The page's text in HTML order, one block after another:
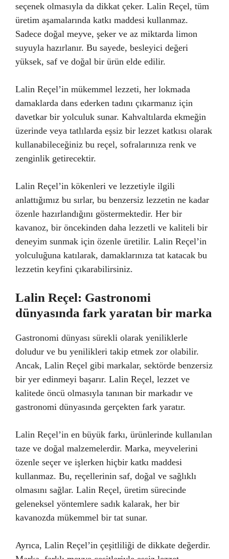
seçenek olmasıyla da dikkat çeker. Lalin Reçel, tüm
üretim aşamalarında katkı maddesi kullanmaz.
Sadece doğal meyve, şeker ve az miktarda limon
suyuyla hazırlanır. Bu sayede, besleyici değeri
yüksek, saf ve doğal bir ürün elde edilir.
Lalin Reçel’in mükemmel lezzeti, her lokmada
damaklarda dans ederken tadını çıkarmanız için
davetkar bir yolculuk sunar. Kahvaltılarda ekmeğin
üzerinde veya tatlılarda eşsiz bir lezzet katkısı olarak
kullanabileceğiniz bu reçel, sofralarınıza renk ve
zenginlik getirecektir.
Lalin Reçel’in kökenleri ve lezzetiyle ilgili
anlattığımız bu sırlar, bu benzersiz lezzetin ne kadar
özenle hazırlandığını göstermektedir. Her bir
kavanoz, bir öncekinden daha lezzetli ve kaliteli bir
deneyim sunmak için özenle üretilir. Lalin Reçel’in
yolculuğuna katılarak, damaklarınıza tat katacak bu
lezzetin keyfini çıkarabilirsiniz.
Lalin Reçel: Gastronomi
dünyasında fark yaratan bir marka
Gastronomi dünyası sürekli olarak yeniliklerle
doludur ve bu yenilikleri takip etmek zor olabilir.
Ancak, Lalin Reçel gibi markalar, sektörde benzersiz
bir yer edinmeyi başarır. Lalin Reçel, lezzet ve
kalitede öncü olmasıyla tanınan bir markadır ve
gastronomi dünyasında gerçekten fark yaratır.
Lalin Reçel’in en büyük farkı, ürünlerinde kullanılan
taze ve doğal malzemelerdir. Marka, meyvelerini
özenle seçer ve işlerken hiçbir katkı maddesi
kullanmaz. Bu, reçellerinin saf, doğal ve sağlıklı
olmasını sağlar. Lalin Reçel, üretim sürecinde
geleneksel yöntemlere sadık kalarak, her bir
kavanozda mükemmel bir tat sunar.
Ayrıca, Lalin Reçel’in çeşitliliği de dikkate değerdir.